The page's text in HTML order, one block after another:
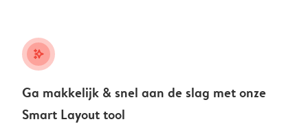
stars_plus
Ga makkelijk & snel aan de slag met onze
Smart Layout tool